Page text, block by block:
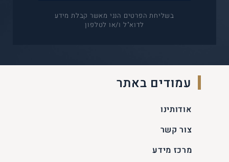
בשליחת הפרטים הנני מאשר קבלת מידע
לדוא"ל ו/או לטלפון
עמודים באתר
אודותינו
צור קשר
מרכז מידע